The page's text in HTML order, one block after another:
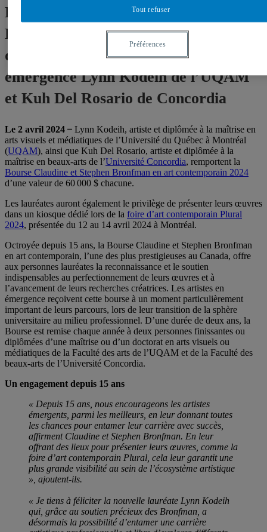
La Bourse Claudine et Stephen
Bronfman en art contemporain 2024
de 120 000 $ octroyée aux artistes en
émergence Lynn Kodeih de l’UQAM
et Kuh Del Rosario de Concordia
Le 2 avril 2024 ̶ Lynn Kodeih, artiste et diplômée à la maîtrise en
arts visuels et médiatiques de l’Université du Québec à Montréal
(UQAM), ainsi que Kuh Del Rosario, artiste et diplômée à la
maîtrise en beaux-arts de l’Université Concordia, remportent la
Bourse Claudine et Stephen Bronfman en art contemporain 2024
d’une valeur de 60 000 $ chacune.
Les lauréates auront également le privilège de présenter leurs œuvres
dans un kiosque dédié lors de la foire d’art contemporain Plural
2024, présentée du 12 au 14 avril 2024 à Montréal.
Octroyée depuis 15 ans, la Bourse Claudine et Stephen Bronfman
en art contemporain, l’une des plus prestigieuses au Canada, offre
aux personnes lauréates la reconnaissance et le soutien
indispensables au perfectionnement de leurs œuvres et à
l’avancement de leurs recherches créatrices. Les artistes en
émergence reçoivent cette bourse à un moment particulièrement
important de leurs parcours, lors de leur transition de la sphère
universitaire au milieu professionnel. D’une durée de deux ans, la
Bourse est remise chaque année à deux personnes finissantes ou
diplômées d’une maîtrise ou d’un doctorat en arts visuels ou
médiatiques de la Faculté des arts de l’UQAM et de la Faculté des
beaux-arts de l’Université Concordia.
Un engagement depuis 15 ans
« Depuis 15 ans, nous encourageons les artistes
émergents, parmi les meilleurs, en leur donnant toutes
les chances pour entamer leur carrière avec succès,
affirment Claudine et Stephen Bronfman. En leur
offrant des lieux pour présenter leurs œuvres, comme la
foire d’art contemporain Plural, cela leur garantit une
plus grande visibilité au sein de l’écosystème artistique
», ajoutent-ils.
« Je tiens à féliciter la nouvelle lauréate Lynn Kodeih
qui, grâce au soutien précieux des Bronfman, a
désormais la possibilité d’entamer une carrière
Tout refuser
Préférences